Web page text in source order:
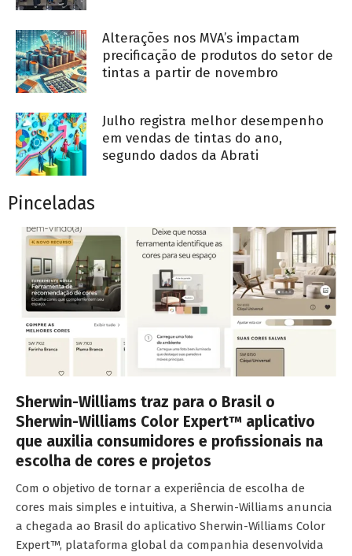
Alterações nos MVA’s impactam
precificação de produtos do setor de
tintas a partir de novembro
Julho registra melhor desempenho
em vendas de tintas do ano,
segundo dados da Abrati
Pinceladas
Sherwin-Williams traz para o Brasil o
Sherwin-Williams Color Expert™ aplicativo
que auxilia consumidores e profissionais na
escolha de cores e projetos
Com o objetivo de tornar a experiência de escolha de
cores mais simples e intuitiva, a Sherwin-Williams anuncia
a chegada ao Brasil do aplicativo Sherwin-Williams Color
Expert™, plataforma global da companhia desenvolvida